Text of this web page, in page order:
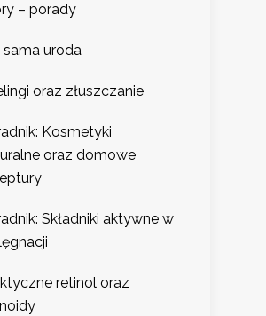
– porady
sama uroda
oraz złuszczanie
Kosmetyki
oraz domowe
Składniki aktywne w
retinol oraz